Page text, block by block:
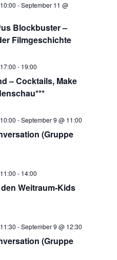
Blockbuster –
Filmgeschichte
-September 11 @
– Cocktails, Make
- 19:00
(Gruppe
-September 9 @ 11:00
Weitraum-Kids
- 14:00
(Gruppe
-September 9 @ 12:30